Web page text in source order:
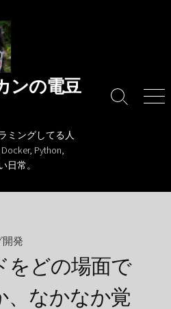
ンの電豆
ミングしてる人
Python,
日常。
検
メ
開発
をどの場面で
、なかなか覚